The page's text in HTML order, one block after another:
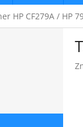
HP CF279A / HP